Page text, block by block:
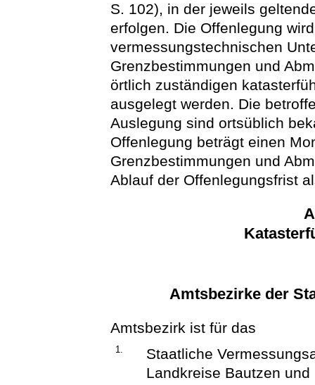
S. 102), in der jeweils
erfolgen. Die Offenlegung
vermessungstechnischen
Grenzbestimmungen und
örtlich zuständigen
ausgelegt werden. Die
Auslegung sind ortsüblich
Offenlegung beträgt einen
Grenzbestimmungen und
Ablauf der Offenlegungsfrist
Amtsbezirke der
Amtsbezirk ist für das
1.
Staatliche
Landkreise Bautzen